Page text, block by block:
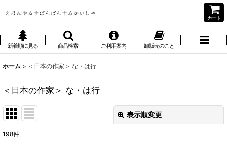
カート
新着順に見る 商品検索 ご利用案内 卸販売のこと
ホーム > ＜日本の作家＞ な・は行
＜日本の作家＞ な・は行
表示順変更
198件